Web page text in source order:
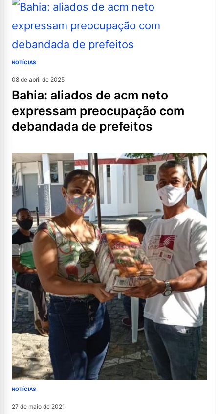
NOTÍCIAS
08 de abril de 2025
bahia: aliados de acm neto
expressam preocupação com
debandada de prefeitos
NOTÍCIAS
27 de maio de 2021